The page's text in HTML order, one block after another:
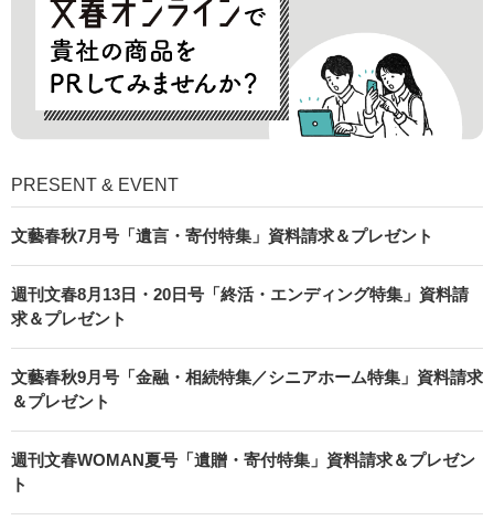
PRESENT & EVENT
文藝春秋7月号「遺言・寄付特集」資料請求＆プレゼント
週刊文春8月13日・20日号「終活・エンディング特集」資料請
求＆プレゼント
文藝春秋9月号「金融・相続特集／シニアホーム特集」資料請求
＆プレゼント
週刊文春WOMAN夏号「遺贈・寄付特集」資料請求＆プレゼン
ト